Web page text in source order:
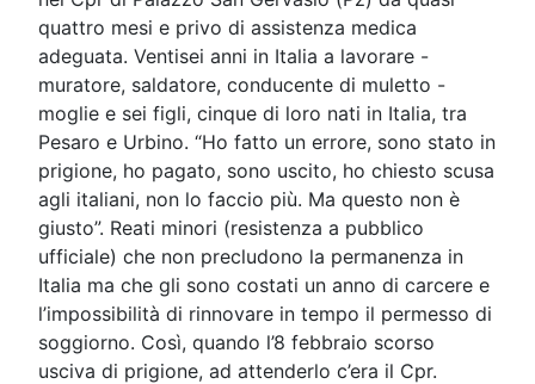
quattro mesi e privo di assistenza medica
adeguata. Ventisei anni in Italia a lavorare -
muratore, saldatore, conducente di muletto -
moglie e sei figli, cinque di loro nati in Italia, tra
Pesaro e Urbino. “Ho fatto un errore, sono stato in
prigione, ho pagato, sono uscito, ho chiesto scusa
agli italiani, non lo faccio più. Ma questo non è
giusto”. Reati minori (resistenza a pubblico
ufficiale) che non precludono la permanenza in
Italia ma che gli sono costati un anno di carcere e
l’impossibilità di rinnovare in tempo il permesso di
soggiorno. Così, quando l’8 febbraio scorso
usciva di prigione, ad attenderlo c’era il Cpr.